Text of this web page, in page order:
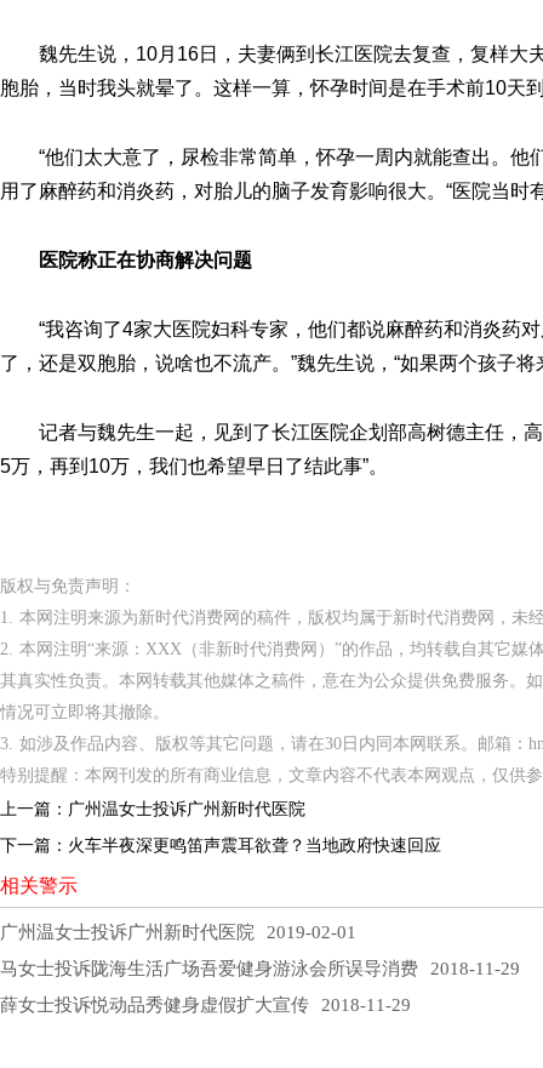
魏先生说，10月16日，夫妻俩到长江医院去复查，复样大
胞胎，当时我头就晕了。这样一算，怀孕时间是在手术前10天
“他们太大意了，尿检非常简单，怀孕一周内就能查出。
用了麻醉药和消炎药，对胎儿的脑子发育影响很大。“医院当时
医院称正在协商解决问题
“我咨询了4家大医院妇科专家，他们都说麻醉药和消炎药
了，还是双胞胎，说啥也不流产。”魏先生说，“如果两个孩子
记者与魏先生一起，见到了长江医院企划部高树德主任，
5万，再到10万，我们也希望早日了结此事”。
版权与免责声明：
1. 本网注明来源为新时代消费网的稿件，版权均属于新时代消费网，未
2. 本网注明“来源：XXX（非新时代消费网）”的作品，均转载自其它
其真实性负责。本网转载其他媒体之稿件，意在为公众提供免费服务。
情况可立即将其撤除。
3. 如涉及作品内容、版权等其它问题，请在30日内同本网联系。邮箱：
特别提醒：本网刊发的所有商业信息，文章内容不代表本网观点，仅供
上一篇： 广州温女士投诉广州新时代医院
下一篇： 火车半夜深更鸣笛声震耳欲聋？当地政府快速回应
相关警示
广州温女士投诉广州新时代医院 2019-02-01
马女士投诉陇海生活广场吾爱健身游泳会所误导消费 2018-11-29
薛女士投诉悦动品秀健身虚假扩大宣传 2018-11-29